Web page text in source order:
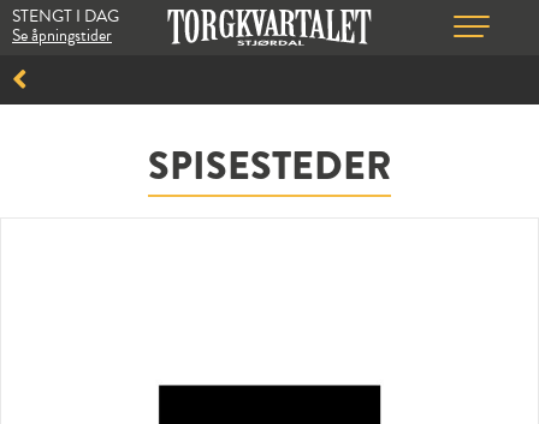
STENGT I DAG
Se åpningstider
SPISESTEDER